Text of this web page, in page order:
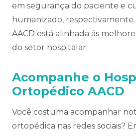
em segurança do paciente e
humanizado, respectivamente.
AACD está alinhada às
do setor hospitalar.
Acompanhe o
Ortopédico AACD
Você costuma acompanhar
ortopédica nas redes sociais?